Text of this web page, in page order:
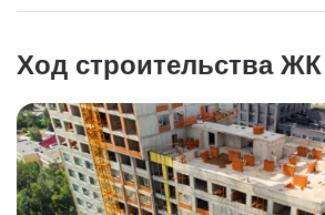
Ход строительства